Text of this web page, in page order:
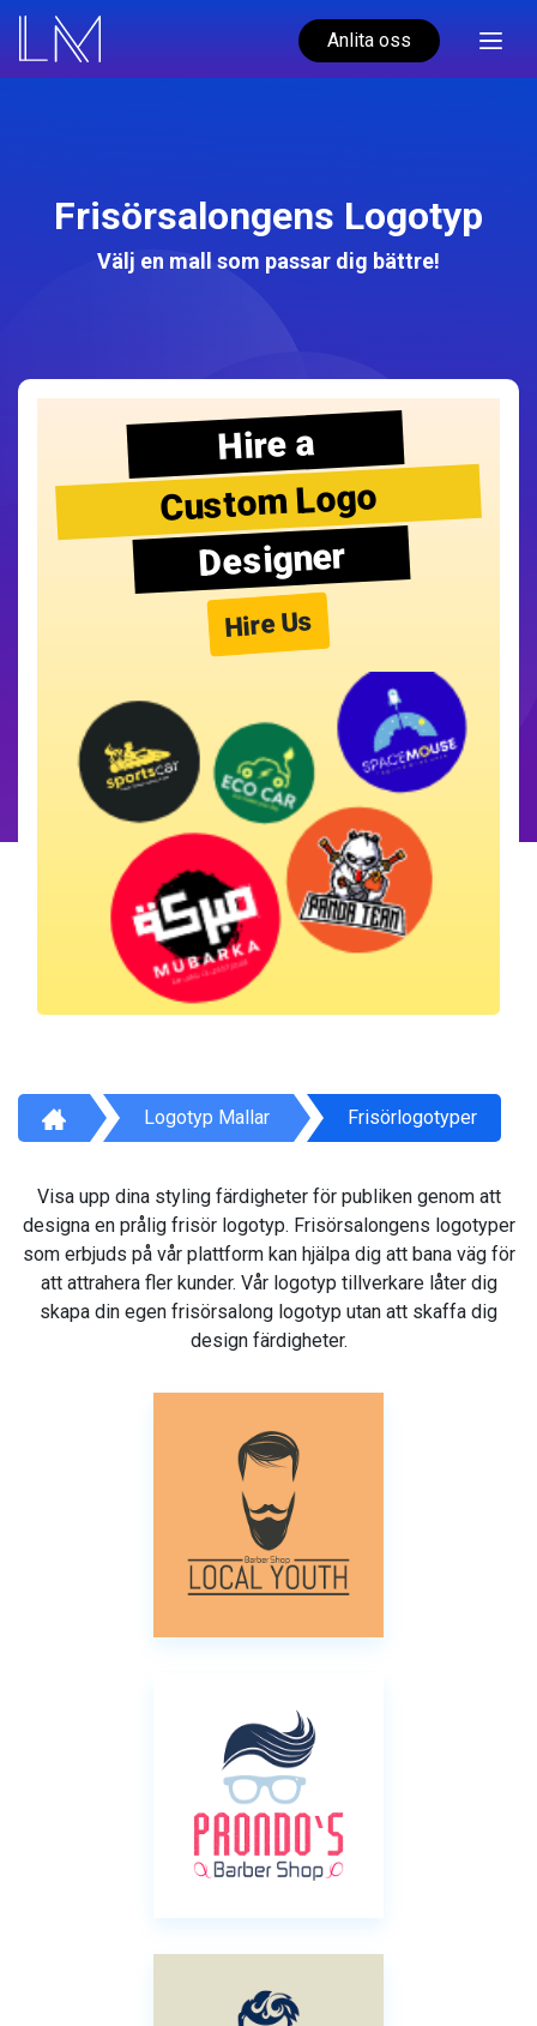
Anlita oss
Frisörsalongens Logotyp
Välj en mall som passar dig bättre!
Hire a
Custom Logo
Designer
Hire Us
Logotyp Mallar Frisörlogotyper
Visa upp dina styling färdigheter för publiken genom att
designa en prålig frisör logotyp. Frisörsalongens logotyper
som erbjuds på vår plattform kan hjälpa dig att bana väg för
att attrahera fler kunder. Vår logotyp tillverkare låter dig
skapa din egen frisörsalong logotyp utan att skaffa dig
design färdigheter.